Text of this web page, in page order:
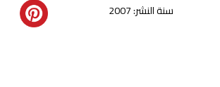
سنة النشر: 2007